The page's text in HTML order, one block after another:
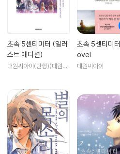
놀라운 호평과 함께 전세계 DVD로 출
[AWARD]
제1회 신세기도쿄국제애니메페어21 공
션고베 작품상, 패키지부문 ｜제2회 일
ctor상｜디지털컨텐츠그랑프리2002
｜제34회 세이운상 미디어부문, 아트부
-신카이 마코토 감독의 정식 데뷔작으로
름의 저편, 약속의 장소>는 제 2차 세계
본을 배경으로 한 독특한 스토리 설정으
초속 5센티미터 (일러
스트 에디션)
대원씨아이(단행)(대원키
초속 5센티미
ovel
대원씨아이